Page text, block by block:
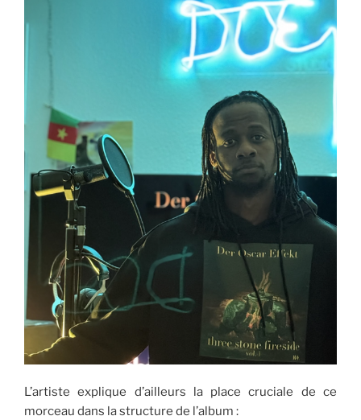
L’artiste explique d’ailleurs la place cruciale de ce
morceau dans la structure de l’album :